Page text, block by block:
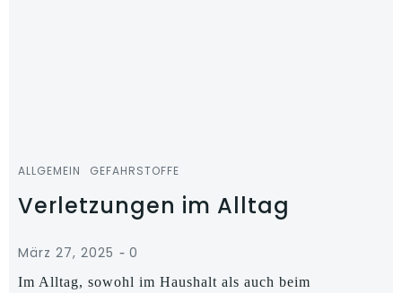
ALLGEMEIN GEFAHRSTOFFE
Verletzungen im Alltag
März 27, 2025 - 0
Im Alltag, sowohl im Haushalt als auch beim